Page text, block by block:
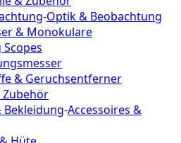
-Optik & Beobachtung
& Monokulare
& Geruchsentferner
Zubehör
Bekleidung-Accessoires &